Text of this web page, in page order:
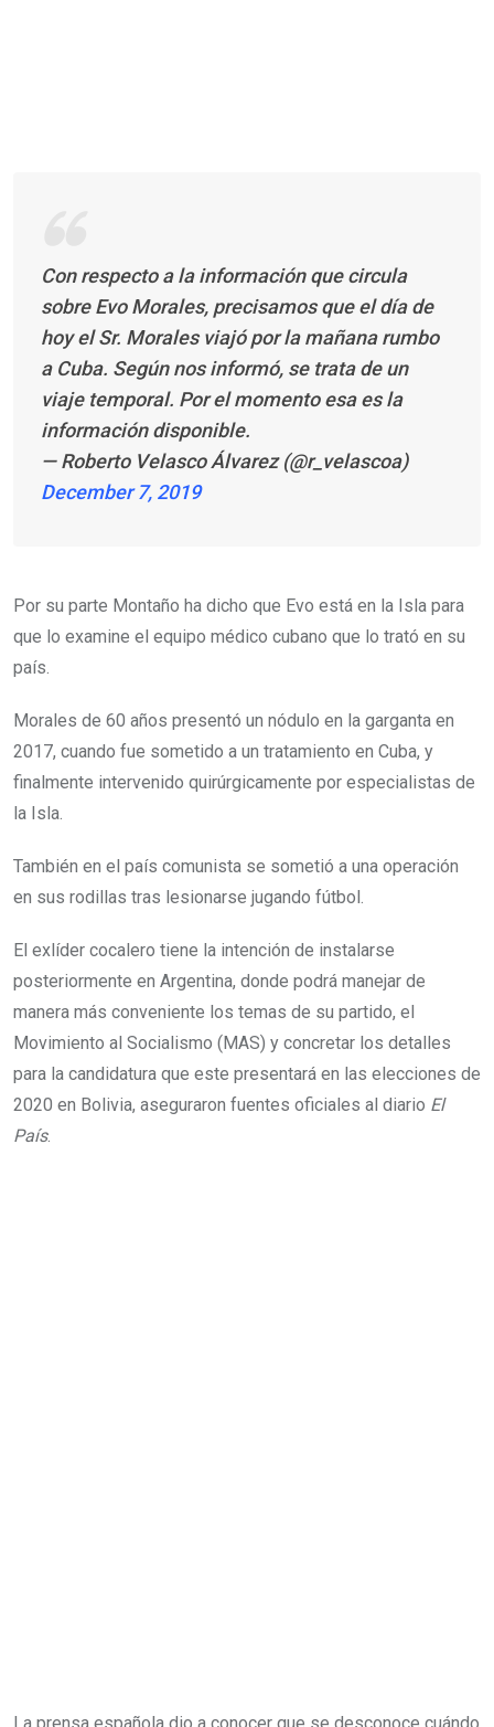
Con respecto a la información que circula
sobre Evo Morales, precisamos que el día de
hoy el Sr. Morales viajó por la mañana rumbo
a Cuba. Según nos informó, se trata de un
viaje temporal. Por el momento esa es la
información disponible.
— Roberto Velasco Álvarez (@r_velascoa)
December 7, 2019
Por su parte Montaño ha dicho que Evo está en la Isla para
que lo examine el equipo médico cubano que lo trató en su
país.
Morales de 60 años presentó un nódulo en la garganta en
2017, cuando fue sometido a un tratamiento en Cuba, y
finalmente intervenido quirúrgicamente por especialistas de
la Isla.
También en el país comunista se sometió a una operación
en sus rodillas tras lesionarse jugando fútbol.
El exlíder cocalero tiene la intención de instalarse
posteriormente en Argentina, donde podrá manejar de
manera más conveniente los temas de su partido, el
Movimiento al Socialismo (MAS) y concretar los detalles
para la candidatura que este presentará en las elecciones de
2020 en Bolivia, aseguraron fuentes oficiales al diario El
País.